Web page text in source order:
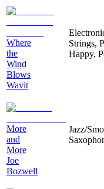
Where
the
Wind
Blows
Wavit
Strings,
Happy,
More
and
More
Joe
Bozwell
Jazz/